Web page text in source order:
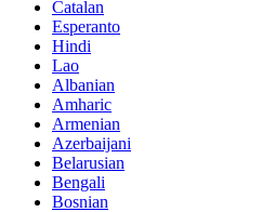
Catalan
Esperanto
Hindi
Lao
Albanian
Amharic
Armenian
Azerbaijani
Belarusian
Bengali
Bosnian